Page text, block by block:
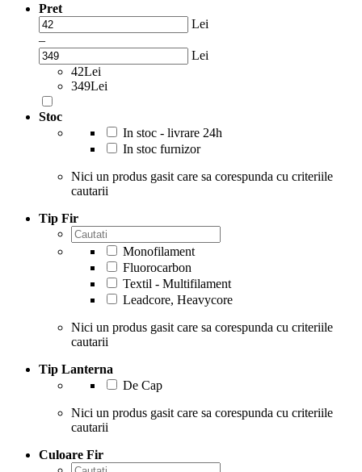
Pret
Lei
–
Lei
42Lei
349Lei
Stoc
In stoc - livrare 24h
In stoc furnizor
Nici un produs gasit care sa corespunda cu criteriile
cautarii
Tip Fir
Monofilament
Fluorocarbon
Textil - Multifilament
Leadcore, Heavycore
Nici un produs gasit care sa corespunda cu criteriile
cautarii
Tip Lanterna
De Cap
Nici un produs gasit care sa corespunda cu criteriile
cautarii
Culoare Fir